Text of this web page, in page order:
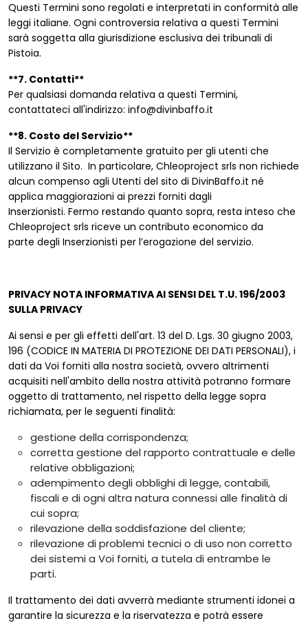
Questi Termini sono regolati e interpretati in conformità alle
leggi italiane. Ogni controversia relativa a questi Termini
sarà soggetta alla giurisdizione esclusiva dei tribunali di
Pistoia.
**7. Contatti**
Per qualsiasi domanda relativa a questi Termini,
contattateci all'indirizzo: info@divinbaffo.it
**8. Costo del Servizio**
Il Servizio è completamente gratuito per gli utenti che
utilizzano il Sito. In particolare, Chleoproject srls non richiede
alcun compenso agli Utenti del sito di DivinBaffo.it né
applica maggiorazioni ai prezzi forniti dagli
Inserzionisti. Fermo restando quanto sopra, resta inteso che
Chleoproject srls riceve un contributo economico da
parte degli Inserzionisti per l’erogazione del servizio.
PRIVACY NOTA INFORMATIVA AI SENSI DEL T.U. 196/2003
SULLA PRIVACY
Ai sensi e per gli effetti dell'art. 13 del D. Lgs. 30 giugno 2003,
196 (CODICE IN MATERIA DI PROTEZIONE DEI DATI PERSONALI), i
dati da Voi forniti alla nostra società, ovvero altrimenti
acquisiti nell'ambito della nostra attività potranno formare
oggetto di trattamento, nel rispetto della legge sopra
richiamata, per le seguenti finalità:
gestione della corrispondenza;
corretta gestione del rapporto contrattuale e delle
relative obbligazioni;
adempimento degli obblighi di legge, contabili,
fiscali e di ogni altra natura connessi alle finalità di
cui sopra;
rilevazione della soddisfazione del cliente;
rilevazione di problemi tecnici o di uso non corretto
dei sistemi a Voi forniti, a tutela di entrambe le
parti.
Il trattamento dei dati avverrà mediante strumenti idonei a
garantire la sicurezza e la riservatezza e potrà essere